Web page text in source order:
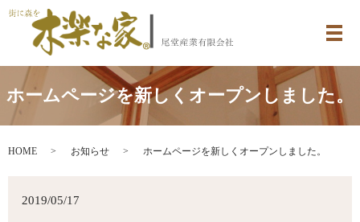
メ
ホームページを新しくオープンしました。
HOME お知らせ ホームページを新しくオープンしました。
2019/05/17